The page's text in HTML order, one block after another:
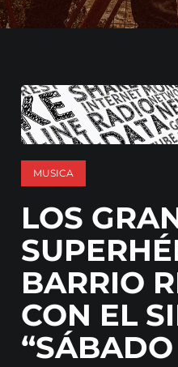
MUSICA
LOS
BARRIO
CON EL